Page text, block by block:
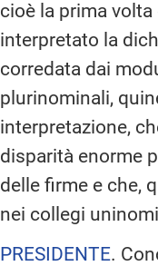
cioè la prima
interpretato la
corredata dai
plurinominali,
interpretazione,
disparità enorme
delle firme e che,
nei collegi
PRESIDENTE.